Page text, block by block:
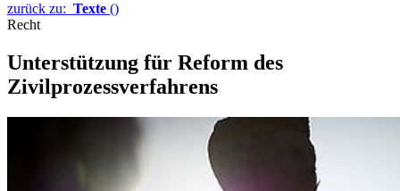
zurück zu: Texte ()
Recht
Unterstützung für Reform des
Zivilprozessverfahrens